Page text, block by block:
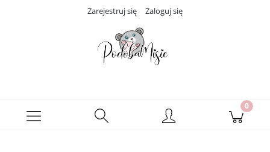
Zarejestruj się Zaloguj się